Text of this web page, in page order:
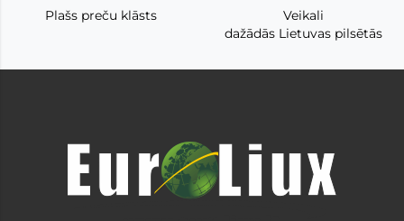
Plašs preču klāsts
Veikali
dažādās Lietuvas pilsētās